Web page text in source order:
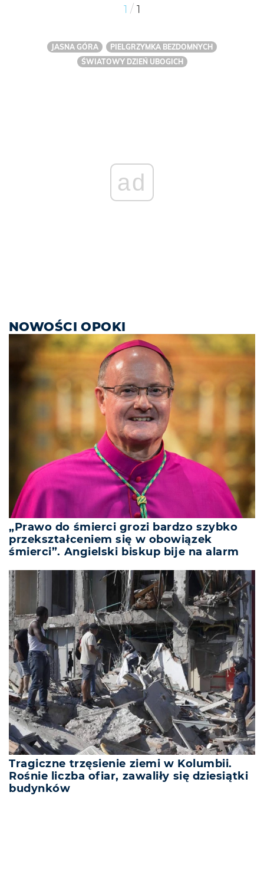
1 / 1
JASNA GÓRA
PIELGRZYMKA BEZDOMNYCH
ŚWIATOWY DZIEŃ UBOGICH
ad
NOWOŚCI OPOKI
„Prawo do śmierci grozi bardzo szybko
przekształceniem się w obowiązek
śmierci”. Angielski biskup bije na alarm
Tragiczne trzęsienie ziemi w Kolumbii.
Rośnie liczba ofiar, zawaliły się dziesiątki
budynków